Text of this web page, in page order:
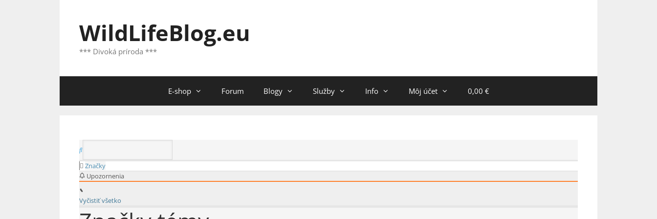
WildLifeBlog.eu
*** Divoká príroda ***
E-shop Forum Blogy Služby Info Môj účet 0,00 €
Značky
Upozornenia
Vyčistiť všetko